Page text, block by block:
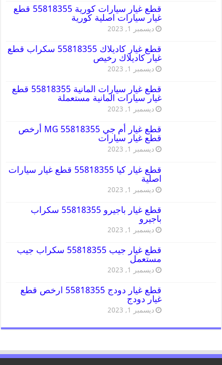
قطع غيار سيارات كورية 55818355 قطع
غيار سيارات اصلية كورية
ديسمبر 1, 2023
قطع غيار كاديلاك 55818355 سكراب قطع
غيار كاديلاك رخيص
ديسمبر 1, 2023
قطع غيار سيارات المانية 55818355 قطع
غيار سيارات المانية مستعملة
ديسمبر 1, 2023
قطع غيار أم جي MG 55818355 أرخص
قطع غيار سيارات
ديسمبر 1, 2023
قطع غيار كيا 55818355 قطع غيار سيارات
اصلية
ديسمبر 1, 2023
قطع غيار باجيرو 55818355 سكراب
باجيرو
ديسمبر 1, 2023
قطع غيار جيب 55818355 سكراب جيب
مستعمل
ديسمبر 1, 2023
قطع غيار دودج 55818355 ارخص قطع
غيار دودج
ديسمبر 1, 2023